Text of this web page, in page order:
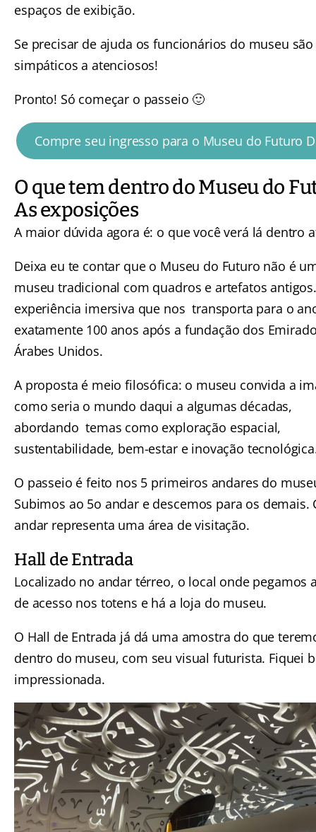
espaços de exibição.
Se precisar de ajuda os funcionários do museu
simpáticos a atenciosos!
Pronto! Só começar o passeio 🙂
Compre seu ingresso para o Museu do Futuro
O que tem dentro do Museu do
As exposições
A maior dúvida agora é: o que você verá lá dentro
Deixa eu te contar que o Museu do Futuro não é
museu tradicional com quadros e artefatos
experiência imersiva que nos transporta para o
exatamente 100 anos após a fundação dos
Árabes Unidos.
A proposta é meio filosófica: o museu convida a
como seria o mundo daqui a algumas décadas,
abordando temas como exploração espacial,
sustentabilidade, bem-estar e inovação
O passeio é feito nos 5 primeiros andares do
Subimos ao 5o andar e descemos para os demais.
andar representa uma área de visitação.
Hall de Entrada
Localizado no andar térreo, o local onde pegamos
de acesso nos totens e há a loja do museu.
O Hall de Entrada já dá uma amostra do que
dentro do museu, com seu visual futurista. Fiquei
impressionada.